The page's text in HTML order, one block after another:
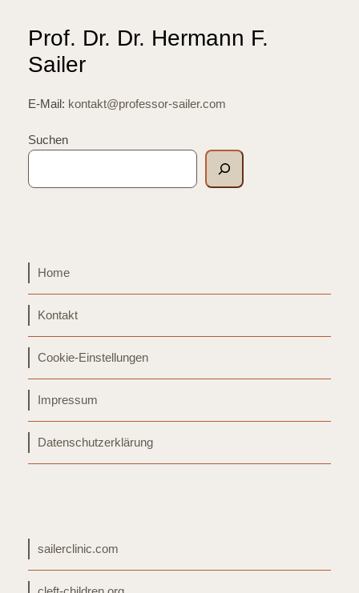
Prof. Dr. Dr. Hermann F.
Sailer
E-Mail: kontakt@professor-sailer.com
Suchen
Home
Kontakt
Cookie-Einstellungen
Impressum
Datenschutzerklärung
sailerclinic.com